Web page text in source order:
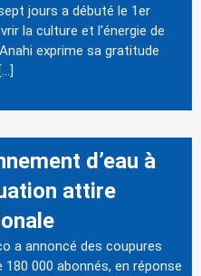
jours a débuté le 1er
la culture et l'énergie de
exprime sa gratitude
d’eau à
attire
a annoncé des coupures
000 abonnés, en réponse